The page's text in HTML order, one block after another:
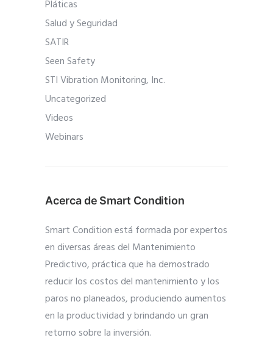
Pláticas
Salud y Seguridad
SATIR
Seen Safety
STI Vibration Monitoring, Inc.
Uncategorized
Videos
Webinars
Acerca de Smart Condition
Smart Condition está formada por expertos
en diversas áreas del Mantenimiento
Predictivo, práctica que ha demostrado
reducir los costos del mantenimiento y los
paros no planeados, produciendo aumentos
en la productividad y brindando un gran
retorno sobre la inversión.